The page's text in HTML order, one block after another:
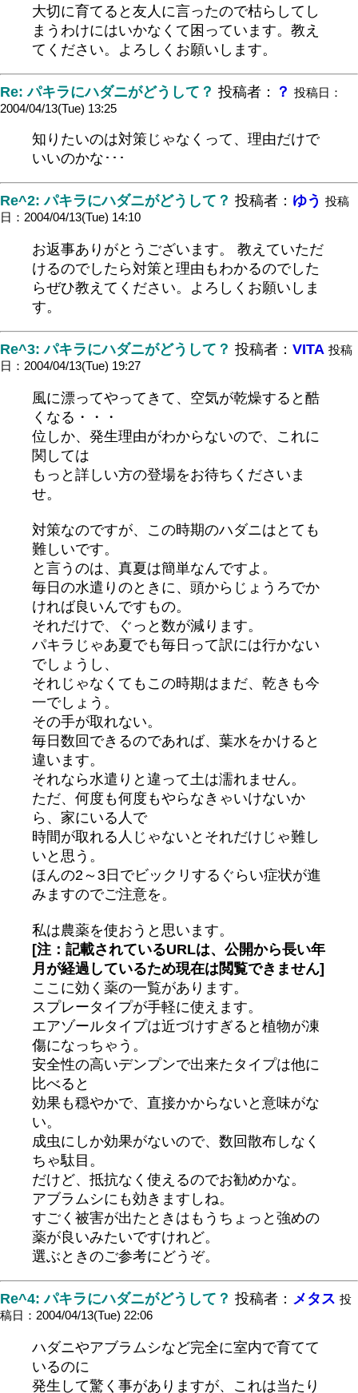
大切に育てると友人に言ったので枯らしてし
まうわけにはいかなくて困っています。教え
てください。よろしくお願いします。
Re: パキラにハダニがどうして？ 投稿者： ？ 投稿日：
2004/04/13(Tue) 13:25
知りたいのは対策じゃなくって、理由だけで
いいのかな･･･
Re^2: パキラにハダニがどうして？ 投稿者： ゆう 投稿
日：2004/04/13(Tue) 14:10
お返事ありがとうございます。 教えていただ
けるのでしたら対策と理由もわかるのでした
らぜひ教えてください。よろしくお願いしま
す。
Re^3: パキラにハダニがどうして？ 投稿者： VITA 投稿
日：2004/04/13(Tue) 19:27
風に漂ってやってきて、空気が乾燥すると酷
くなる・・・
位しか、発生理由がわからないので、これに
関しては
もっと詳しい方の登場をお待ちくださいま
せ。
対策なのですが、この時期のハダニはとても
難しいです。
と言うのは、真夏は簡単なんですよ。
毎日の水遣りのときに、頭からじょうろでか
ければ良いんですもの。
それだけで、ぐっと数が減ります。
パキラじゃあ夏でも毎日って訳には行かない
でしょうし、
それじゃなくてもこの時期はまだ、乾きも今
一でしょう。
その手が取れない。
毎日数回できるのであれば、葉水をかけると
違います。
それなら水遣りと違って土は濡れません。
ただ、何度も何度もやらなきゃいけないか
ら、家にいる人で
時間が取れる人じゃないとそれだけじゃ難し
いと思う。
ほんの2～3日でビックリするぐらい症状が進
みますのでご注意を。
私は農薬を使おうと思います。
[注：記載されているURLは、公開から長い年
月が経過しているため現在は閲覧できません]
ここに効く薬の一覧があります。
スプレータイプが手軽に使えます。
エアゾールタイプは近づけすぎると植物が凍
傷になっちゃう。
安全性の高いデンプンで出来たタイプは他に
比べると
効果も穏やかで、直接かからないと意味がな
い。
成虫にしか効果がないので、数回散布しなく
ちゃ駄目。
だけど、抵抗なく使えるのでお勧めかな。
アブラムシにも効きますしね。
すごく被害が出たときはもうちょっと強めの
薬が良いみたいですけれど。
選ぶときのご参考にどうぞ。
Re^4: パキラにハダニがどうして？ 投稿者： メタス 投
稿日：2004/04/13(Tue) 22:06
ハダニやアブラムシなど完全に室内で育てて
いるのに
発生して驚く事がありますが、これは当たり